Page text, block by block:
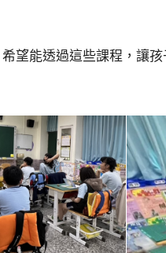
望能透過這些課程，讓孩